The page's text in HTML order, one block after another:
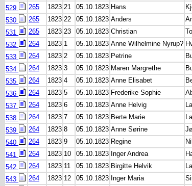
529
265 1823 21 05.10.1823 Hans
530
265 1823 22 05.10.1823 Anders
531
265 1823 23 05.10.1823 Christian
532
264 1823 1 05.10.1823 Anne Wilhelmine Nyrup?
533
264 1823 2 05.10.1823 Petrine
534
264 1823 3 05.10.1823 Maren Margrethe
535
264 1823 4 05.10.1823 Anne Elisabet
536
264 1823 5 05.10.1823 Frederike Sophie
537
264 1823 6 05.10.1823 Anne Helvig
538
264 1823 7 05.10.1823 Berte Marie
539
264 1823 8 05.10.1823 Anne Sørine
540
264 1823 9 05.10.1823 Regine
541
264 1823 10 05.10.1823 Inger Andrea
542
264 1823 11 05.10.1823 Birgitte Helvik
543
264 1823 12 05.10.1823 Inger Maria